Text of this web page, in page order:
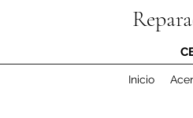
Inicio